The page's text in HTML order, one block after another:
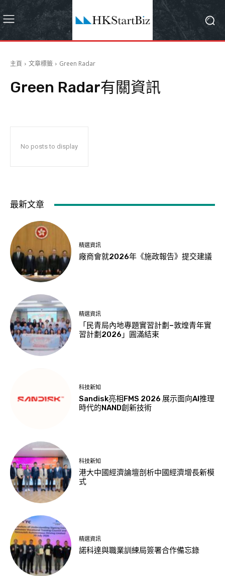
主頁 文章標籤 Green Radar
Green Radar有關資訊
No posts to display
最新文章
精選資訊
廠商會就2026年《施政報告》提交建議
精選資訊
「民青局內地專題實習計劃–敦煌青年實
習計劃2026」圓滿結束
科技新知
Sandisk亮相FMS 2026 展示面向AI推理
時代的NAND創新技術
科技新知
港大中國經濟論壇剖析中國經濟增長新模
式
精選資訊
諾科達與職業訓練局簽署合作備忘錄